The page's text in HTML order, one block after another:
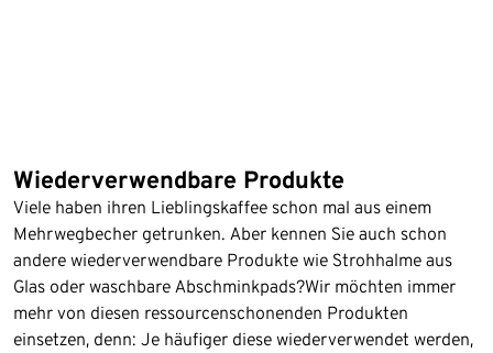
Wiederverwendbare Produkte
Viele haben ihren Lieblingskaffee schon mal aus einem
Mehrwegbecher getrunken. Aber kennen Sie auch schon
andere wiederverwendbare Produkte wie Strohhalme aus
Glas oder waschbare Abschminkpads?Wir möchten immer
mehr von diesen ressourcenschonenden Produkten
einsetzen, denn: Je häufiger diese wiederverwendet werden,